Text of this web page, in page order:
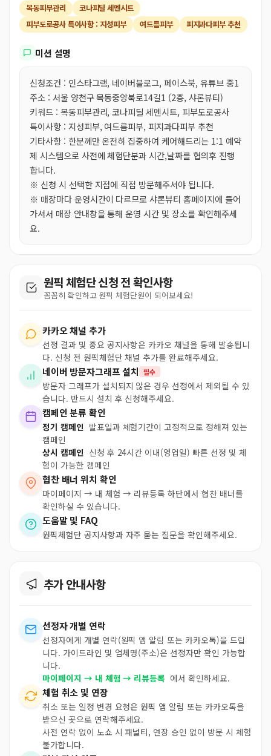
목동피부관리
코나피딜 세멘시트
피부도로공사 특이사항 : 지성피부
여드름피부 피지과다피부 추천
미션 설명
신청조건 : 인스타그램, 네이버블로그, 페이스북, 유튜브 중1
주소 : 서울 양천구 목동중앙북로14길1 (2층, 샤론뷰티)
키워드 : 목동피부관리, 코나피딜 세멘시트, 피부도로공사
특이사항 : 지성피부, 여드름피부, 피지과다피부 추천
기타사항 : 한분께만 온전히 집중하여 케어해드리는 1:1 예약
제 시스템으로 사전에 체험단분과 시간,날짜를 협의후 진행
합니다.
※ 신청 시 선택한 지점에 직접 방문해주셔야 됩니다.
※ 매장마다 운영시간이 다르므로 샤론뷰티 홈페이지에 들어
가셔서 매장 안내창을 통해 운영 시간 및 장소를 확인해주세
요.
원픽 체험단 신청 전 확인사항
꼼꼼히 확인하고 원픽 체험단원이 되어보세요!
카카오 채널 추가
선정 결과 및 중요 공지사항은 카카오 채널을 통해 발송됩니
다. 신청 전 원픽체험단 채널 추가를 완료해주세요.
네이버 방문자그래프 설치 필수
방문자 그래프가 설치되지 않은 경우 선정에서 제외될 수 있
습니다. 반드시 설치 후 신청해주세요.
캠페인 분류 확인
정기 캠페인 발표일과 체험기간이 고정적으로 정해져 있는
캠페인
상시 캠페인 신청 후 24시간 이내(영업일) 빠른 선정 및 체
험이 가능한 캠페인
협찬 배너 위치 확인
마이페이지 → 내 체험 → 리뷰등록 하단에서 협찬 배너를
확인하실 수 있습니다.
도움말 및 FAQ
원픽체험단 공지사항과 자주 묻는 질문을 확인해주세요.
추가 안내사항
선정자 개별 연락
선정자에게 개별 연락(원픽 앱 알림 또는 카카오톡)을 드립
니다. 가이드라인 및 업체명(주소)은 선정자만 확인 가능합
니다.
마이페이지 → 내 체험 → 리뷰등록 에서 확인하세요.
체험 취소 및 연장
취소 또는 일정 변경 요청은 원픽 앱 알림 또는 카카오톡을
받으신 곳으로 연락해주세요.
사전 연락 없이 노쇼 시 패널티, 연장 승인 없이 방문 시 체험
불가합니다.